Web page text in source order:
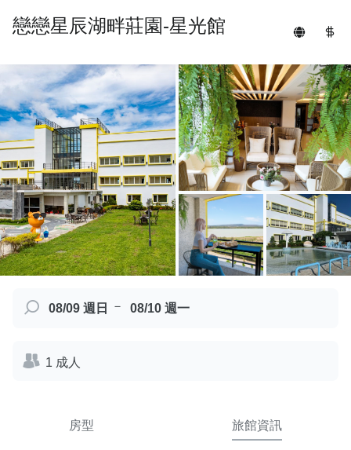
戀戀星辰湖畔莊園-星光館
08/09 週日 － 08/10 週一
1 成人
房型 旅館資訊